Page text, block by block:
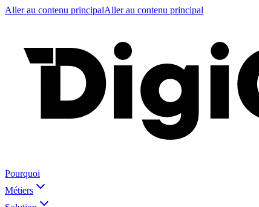
Aller au contenu principalAller au contenu principal
Pourquoi
Métiers